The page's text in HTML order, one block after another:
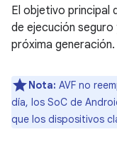
El objetivo principal
de ejecución
próxima generación.
Nota: AVF no
día, los SoC de
que los dispositivos